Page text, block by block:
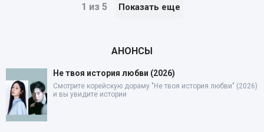
1 из 5 Показать еще
АНОНСЫ
Не твоя история любви (2026)
Смотрите корейскую дораму "Не твоя история любви" (2026)
и вы увидите истории